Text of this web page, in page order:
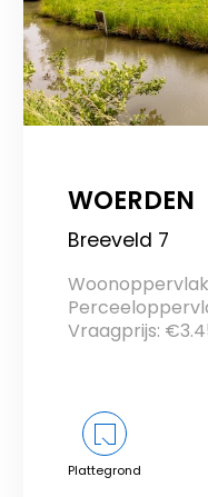
WOERDEN
Breeveld 7
Vraagprijs:
Plattegrond